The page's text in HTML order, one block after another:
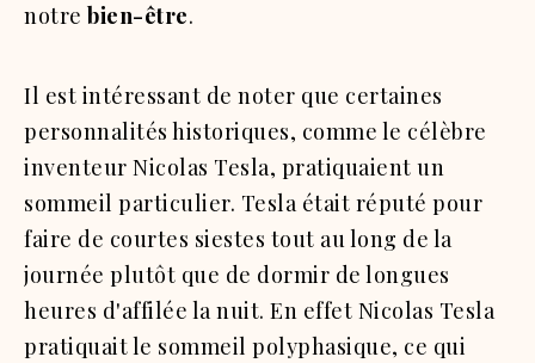
notre bien-être.
Il est intéressant de noter que certaines
personnalités historiques, comme le célèbre
inventeur Nicolas Tesla, pratiquaient un
sommeil particulier. Tesla était réputé pour
faire de courtes siestes tout au long de la
journée plutôt que de dormir de longues
heures d'affilée la nuit. En effet Nicolas Tesla
pratiquait le sommeil polyphasique, ce qui